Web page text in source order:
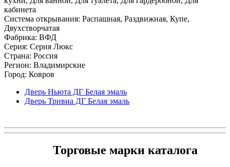
кабинета
Система открывания: Распашная, Раздвижная, Купе,
Двухстворчатая
Фабрика: ВФД
Серия: Серия Люкс
Страна: Россия
Регион: Владимирские
Город: Ковров
Дверь Ньюта ДГ Белая эмаль
Дверь Тривиа ДГ Белая эмаль
Торговые марки каталога